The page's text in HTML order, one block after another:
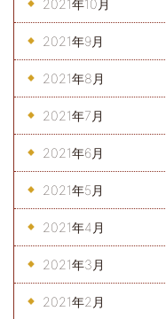
2021年10月
2021年9月
2021年8月
2021年7月
2021年6月
2021年5月
2021年4月
2021年3月
2021年2月